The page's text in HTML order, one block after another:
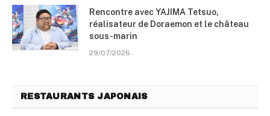
Rencontre avec YAJIMA Tetsuo,
réalisateur de Doraemon et le château
sous-marin
29/07/2026
RESTAURANTS JAPONAIS